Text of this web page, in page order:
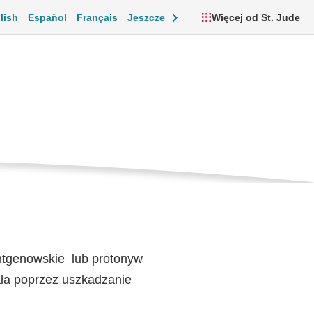
Español Français Jeszcze Więcej od St. Jude
lub protonyw
poprzez uszkadzanie